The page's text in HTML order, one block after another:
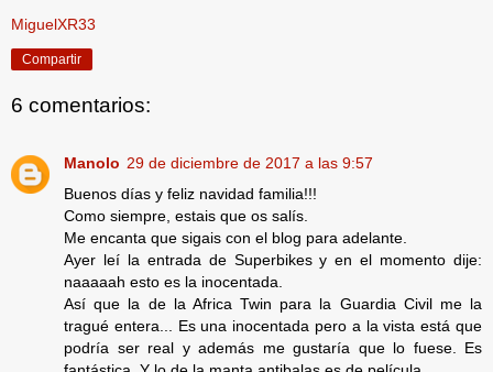
MiguelXR33
Compartir
6 comentarios:
Manolo 29 de diciembre de 2017 a las 9:57
Buenos días y feliz navidad familia!!!
Como siempre, estais que os salís.
Me encanta que sigais con el blog para adelante.
Ayer leí la entrada de Superbikes y en el momento dije:
naaaaah esto es la inocentada.
Así que la de la Africa Twin para la Guardia Civil me la
tragué entera... Es una inocentada pero a la vista está que
podría ser real y además me gustaría que lo fuese. Es